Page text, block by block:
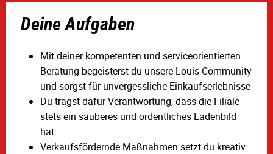
Deine Aufgaben
Mit deiner kompetenten und serviceorientierten
Beratung begeisterst du unsere Louis Community
und sorgst für unvergessliche Einkaufserlebnisse
Du trägst dafür Verantwortung, dass die Filiale
stets ein sauberes und ordentliches Ladenbild
hat
Verkaufsfördernde Maßnahmen setzt du kreativ